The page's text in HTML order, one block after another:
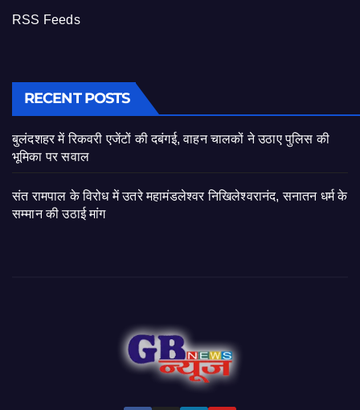
RSS Feeds
RECENT POSTS
बुलंदशहर में रिकवरी एजेंटों की दबंगई, वाहन चालकों ने उठाए पुलिस की
भूमिका पर सवाल
संत रामपाल के विरोध में उतरे महामंडलेश्वर निखिलेश्वरानंद, सनातन धर्म के
सम्मान की उठाई मांग